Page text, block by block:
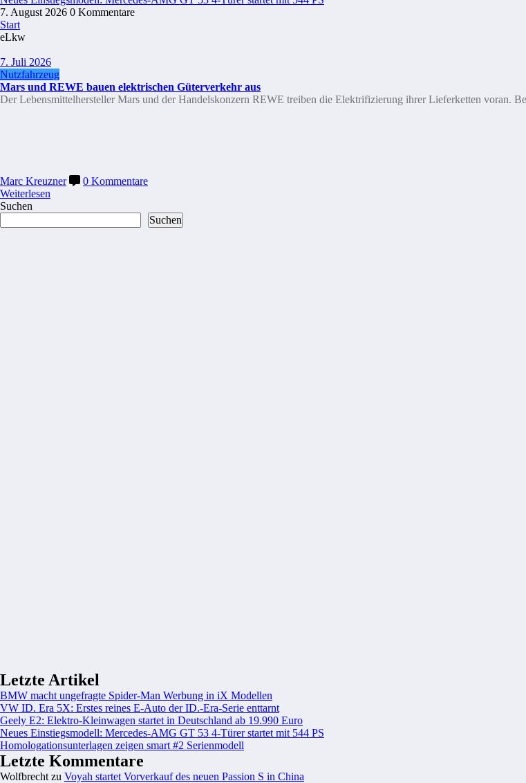
7. August 2026 0 Kommentare
Start
eLkw
7. Juli 2026
Nutzfahrzeug
Mars und REWE bauen elektrischen Güterverkehr aus
Der Lebensmittelhersteller Mars und der Handelskonzern REWE treiben die Elektrifizierung ihrer Lieferketten voran.
Marc Kreuzner
0 Kommentare
Weiterlesen
Suchen
Suchen
Letzte Artikel
BMW macht ungefragte Spider-Man Werbung in iX Modellen
VW ID. Era 5X: Erstes reines E-Auto der ID.-Era-Serie enttarnt
Geely E2: Elektro-Kleinwagen startet in Deutschland ab 19.990 Euro
Neues Einstiegsmodell: Mercedes-AMG GT 53 4-Türer startet mit 544 PS
Homologationsunterlagen zeigen smart #2 Serienmodell
Letzte Kommentare
Wolfbrecht zu Voyah startet Vorverkauf des neuen Passion S in China